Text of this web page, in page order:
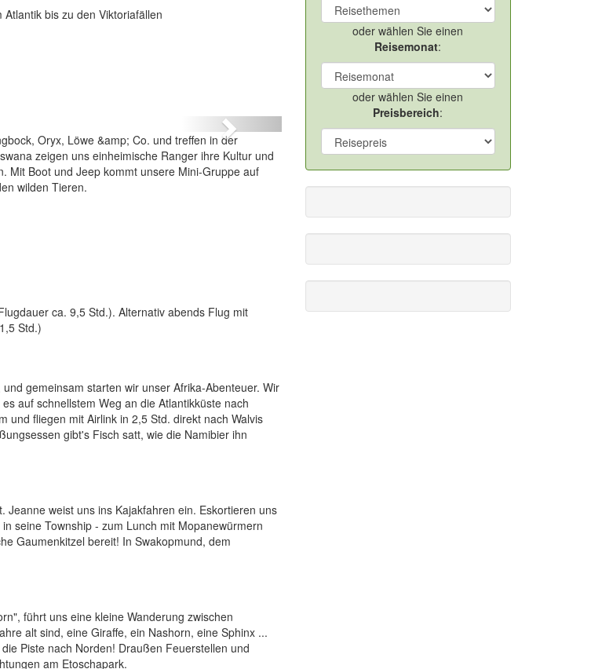
bis zu den Viktoriafällen
Next
Oryx, Löwe &amp; Co. und treffen in der
zeigen uns einheimische Ranger ihre Kultur und
Mit Boot und Jeep kommt unsere Mini-Gruppe auf
wilden Tieren.
ca. 9,5 Std.). Alternativ abends Flug mit
Std.)
gemeinsam starten wir unser Afrika-Abenteuer. Wir
auf schnellstem Weg an die Atlantikküste nach
und fliegen mit Airlink in 2,5 Std. direkt nach Walvis
gibt's Fisch satt, wie die Namibier ihn
Jeanne weist uns ins Kajakfahren ein. Eskortieren uns
seine Township - zum Lunch mit Mopanewürmern
Gaumenkitzel bereit! In Swakopmund, dem
führt uns eine kleine Wanderung zwischen
alt sind, eine Giraffe, ein Nashorn, eine Sphinx ...
Piste nach Norden! Draußen Feuerstellen und
am Etoschapark.
oder wählen Sie einen
Reisemonat:
oder wählen Sie einen
Preisbereich: